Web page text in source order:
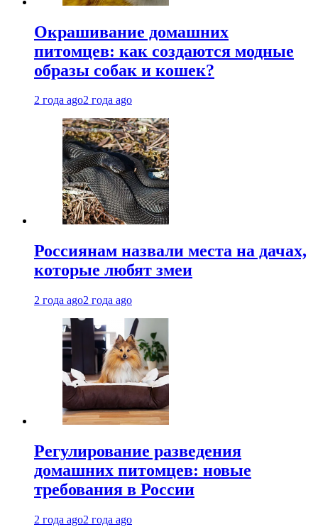
Окрашивание домашних
питомцев: как создаются модные
образы собак и кошек?
2 года ago2 года ago
Россиянам назвали места на дачах,
которые любят змеи
2 года ago2 года ago
Регулирование разведения
домашних питомцев: новые
требования в России
2 года ago2 года ago